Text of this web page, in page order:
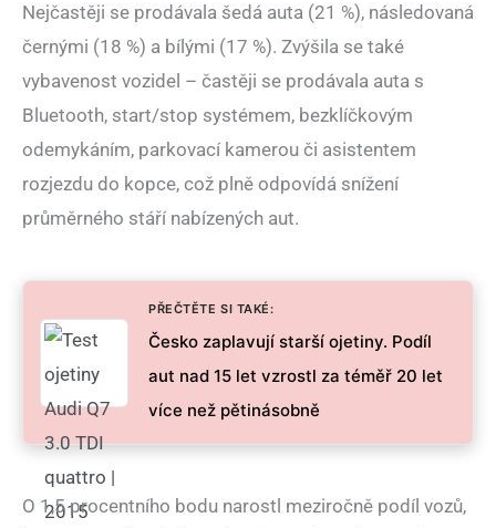
Nejčastěji se prodávala šedá auta (21 %), následovaná
černými (18 %) a bílými (17 %). Zvýšila se také
vybavenost vozidel – častěji se prodávala auta s
Bluetooth, start/stop systémem, bezklíčkovým
odemykáním, parkovací kamerou či asistentem
rozjezdu do kopce, což plně odpovídá snížení
průměrného stáří nabízených aut.
PŘEČTĚTE SI TAKÉ:
Česko zaplavují starší ojetiny. Podíl
aut nad 15 let vzrostl za téměř 20 let
více než pětinásobně
O 1,5 procentního bodu narostl meziročně podíl vozů,